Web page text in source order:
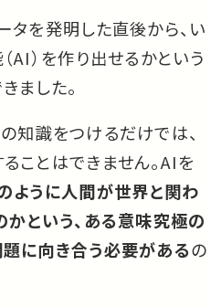
タを発明した直後から、い
AI）を作り出せるかという
ました。
知識をつけるだけでは、
ことはできません。AIを
ように人間が世界と関わ
かという、ある意味究極の
に向き合う必要があるの